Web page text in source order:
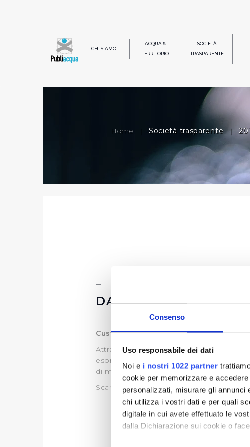
Consenso
Uso responsabile dei dati
Noi e i nostri 1022 partner
cookie per memorizzare e
personalizzati, misurare gli
chi utilizza i vostri dati e per quali
digitale in cui avete effettuato le
dalla Dichiarazione sui cookie o
CHI SIAMO
ACQUA &
TERRITORIO
SOCIETÀ
TRASPARENTE
Home | Società trasparente |
DATI ULTERIORI
Customer Satisfaction
Attraverso l’indagine di customer,
esprime sul servizio idrico integrato ed
di migliorare il servizio.
Scarica le ultime Customer disponibili